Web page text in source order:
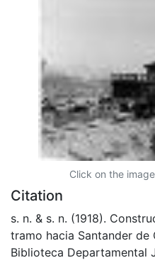
Click on the
Citation
s. n. & s. n. (1918).
tramo hacia Santander de
Biblioteca Departamental